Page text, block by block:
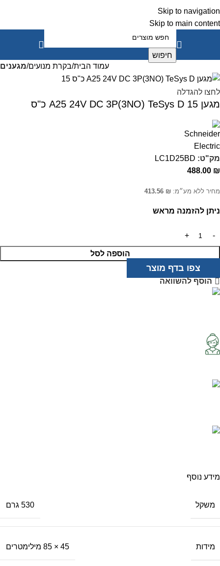
Skip to navigation
Skip to main content
חיפוש
עמוד הבית בקרת מנועים מגענים
לחצו להגדלה
מגען A25 24V DC 3P(3NO) TeSys D 15 כ"ס
מק"ט: LC1D25BD
488.00 ₪
מחיר ללא מע״מ: 413.56 ₪
ניתן להזמנה מראש
הוספה לסל
צפו בדף מוצר
הוסף להשוואה
מידע נוסף
משקל 530 גרם
מידות 45 × 85 מילימטרים